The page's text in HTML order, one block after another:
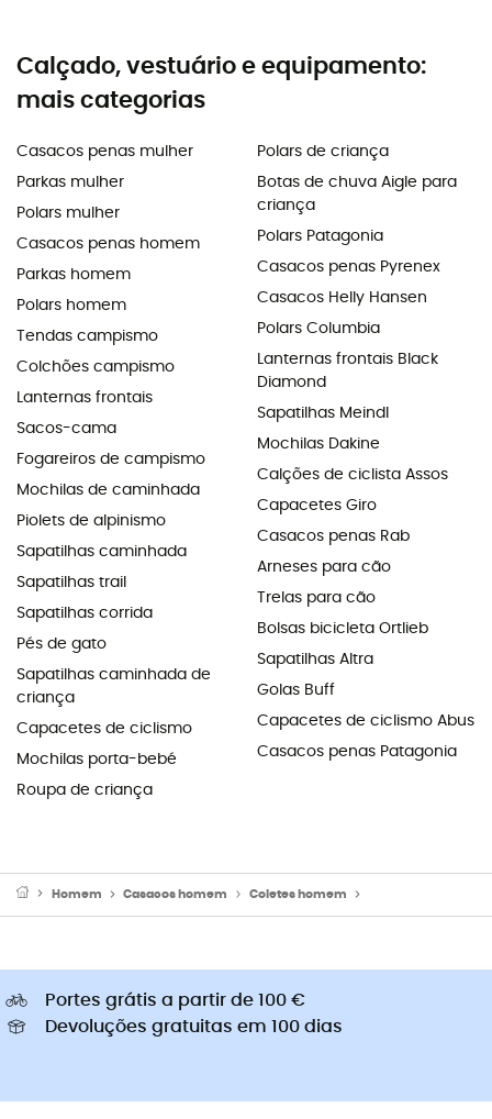
Calçado, vestuário e equipamento:
mais categorias
Casacos penas mulher
Parkas mulher
Polars mulher
Casacos penas homem
Parkas homem
Polars homem
Tendas campismo
Colchões campismo
Lanternas frontais
Sacos-cama
Fogareiros de campismo
Mochilas de caminhada
Piolets de alpinismo
Sapatilhas caminhada
Sapatilhas trail
Sapatilhas corrida
Pés de gato
Sapatilhas caminhada de
criança
Capacetes de ciclismo
Mochilas porta-bebé
Roupa de criança
Polars de criança
Botas de chuva Aigle para
criança
Polars Patagonia
Casacos penas Pyrenex
Casacos Helly Hansen
Polars Columbia
Lanternas frontais Black
Diamond
Sapatilhas Meindl
Mochilas Dakine
Calções de ciclista Assos
Capacetes Giro
Casacos penas Rab
Arneses para cão
Trelas para cão
Bolsas bicicleta Ortlieb
Sapatilhas Altra
Golas Buff
Capacetes de ciclismo Abus
Casacos penas Patagonia
Homem Casacos homem Coletes homem
Portes grátis a partir de 100 €
Devoluções gratuitas em 100 dias